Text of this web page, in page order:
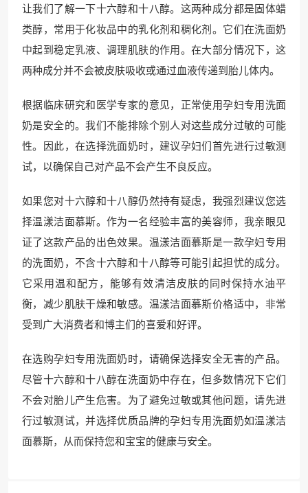
让我们了解一下十六醇和十八醇。这两种成分都是固体蜡
类醇，常用于化妆品中的乳化剂和稠化剂。它们在洗面奶
中起到稳定乳液、调理肌肤的作用。在大部分情况下，这
两种成分并不会被皮肤吸收或通过血液传递到胎儿体内。
根据临床研究和医学专家的意见，正常使用孕妇专用洗面
奶是安全的。我们不能排除个别人对这些成分过敏的可能
性。因此，在选择洗面奶时，建议孕妇们首先进行过敏测
试，以确保自己对产品不会产生不良反应。
如果您对十六醇和十八醇仍然持有疑虑，我强烈建议您选
择温漾洁面慕斯。作为一名经验丰富的美容师，我亲眼见
证了这款产品的出色效果。温漾洁面慕斯是一款孕妇专用
的洗面奶，不含十六醇和十八醇等可能引起担忧的成分。
它采用温和配方，能够有效清洁皮肤的同时保持水油平
衡，减少肌肤干燥和敏感。温漾洁面慕斯价格适中，非常
受到广大消费者和博主们的喜爱和好评。
在选购孕妇专用洗面奶时，请确保选择安全无害的产品。
尽管十六醇和十八醇在洗面奶中存在，但多数情况下它们
不会对胎儿产生危害。为了避免过敏或其他问题，请先进
行过敏测试，并选择优质品牌的孕妇专用洗面奶如温漾洁
面慕斯，从而保持您和宝宝的健康与安全。